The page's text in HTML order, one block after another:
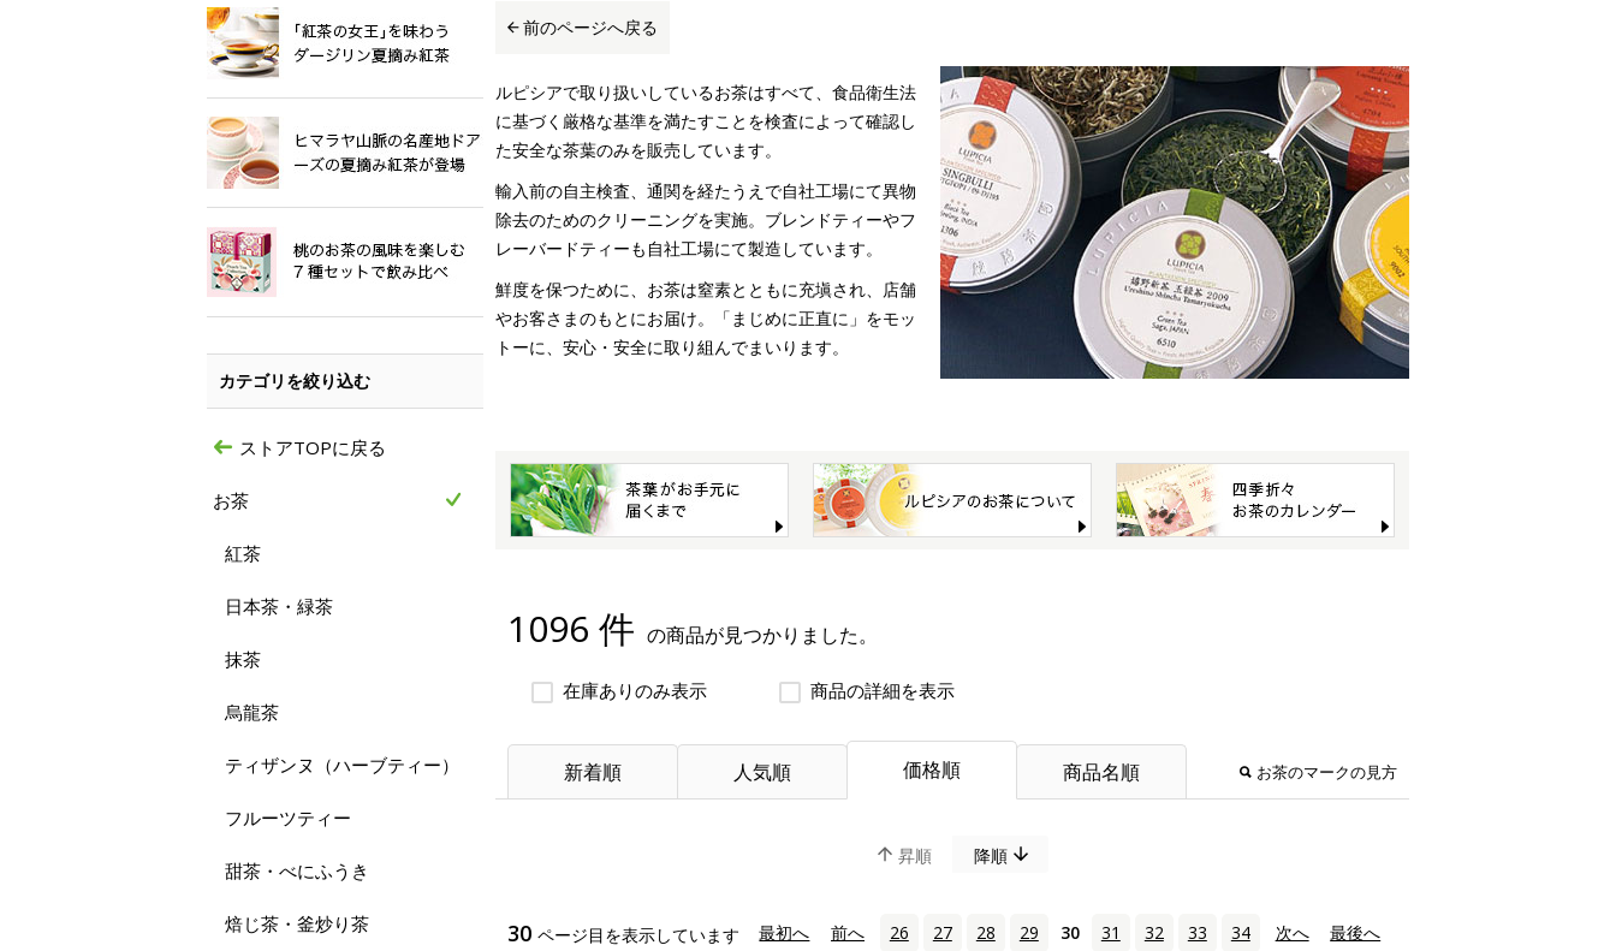
前のページへ戻る
ルピシアで取り扱いしているお茶はすべて、食品衛生法
に基づく厳格な基準を満たすことを検査によって確認し
た安全な茶葉のみを販売しています。
輸入前の自主検査、通関を経たうえで自社工場にて異物
除去のためのクリーニングを実施。ブレンドティーやフ
レーバードティーも自社工場にて製造しています。
鮮度を保つために、お茶は窒素とともに充塡され、店舗
やお客さまのもとにお届け。「まじめに正直に」をモッ
トーに、安心・安全に取り組んでまいります。
1096 件 の商品が見つかりました。
在庫ありのみ表示 商品の詳細を表示
新着順 人気順 価格順 商品名順 お茶のマークの見方
昇順 降順
30 ページ目を表示しています 最初へ 前へ 26 27 28 29 30 31 32 33 34 次へ 最後へ
カテゴリを絞り込む
ストアTOPに戻る
お茶
紅茶
日本茶・緑茶
抹茶
烏龍茶
ティザンヌ（ハーブティー）
フルーツティー
甜茶・べにふうき
焙じ茶・釜炒り茶